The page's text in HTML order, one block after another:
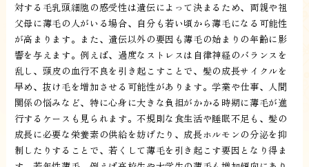
対する毛乳頭細胞の感受性は遺伝によって決まるため、両親や祖
父母に薄毛の人がいる場合、自分も若い頃から薄毛になる可能性
が高まります。また、遺伝以外の要因も薄毛の始まりの年齢に影
響を与えます。例えば、過度なストレスは自律神経のバランスを
乱し、頭皮の血行不良を引き起こすことで、髪の成長サイクルを
早め、抜け毛を増加させる可能性があります。学業や仕事、人間
関係の悩みなど、特に心身に大きな負担がかかる時期に薄毛が進
行するケースも見られます。不規則な食生活や睡眠不足も、髪の
成長に必要な栄養素の供給を妨げたり、成長ホルモンの分泌を抑
制したりすることで、若くして薄毛を引き起こす要因となり得ま